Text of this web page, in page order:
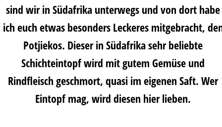
sind wir in Südafrika unterwegs und von dort habe
ich euch etwas besonders Leckeres mitgebracht,
Potjiekos. Dieser in Südafrika sehr beliebte
Schichteintopf wird mit gutem Gemüse und
Rindfleisch geschmort, quasi im eigenen Saft. Wer
Eintopf mag, wird diesen hier lieben.